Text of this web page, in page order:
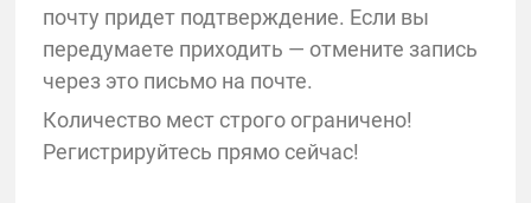
почту придет подтверждение. Если вы
передумаете приходить — отмените запись
через это письмо на почте.
Количество мест строго ограничено!
Регистрируйтесь прямо сейчас!